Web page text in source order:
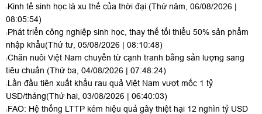
Kinh tế sinh học là xu thế của thời đại (Thứ năm, 06/08/2026 |
08:05:54)
Phát triển công nghiệp sinh học, thay thế tối thiểu 50% sản phẩm
nhập khẩu(Thứ tư, 05/08/2026 | 08:10:48)
Chăn nuôi Việt Nam chuyển từ cạnh tranh bằng sản lượng sang
tiêu chuẩn (Thứ ba, 04/08/2026 | 07:48:24)
Lần đầu tiên xuất khẩu rau quả Việt Nam vượt mốc 1 tỷ
USD/tháng(Thứ hai, 03/08/2026 | 06:40:03)
FAO: Hệ thống LTTP kém hiệu quả gây thiệt hại 12 nghìn tỷ USD